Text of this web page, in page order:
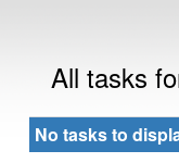
All tasks
No tasks to